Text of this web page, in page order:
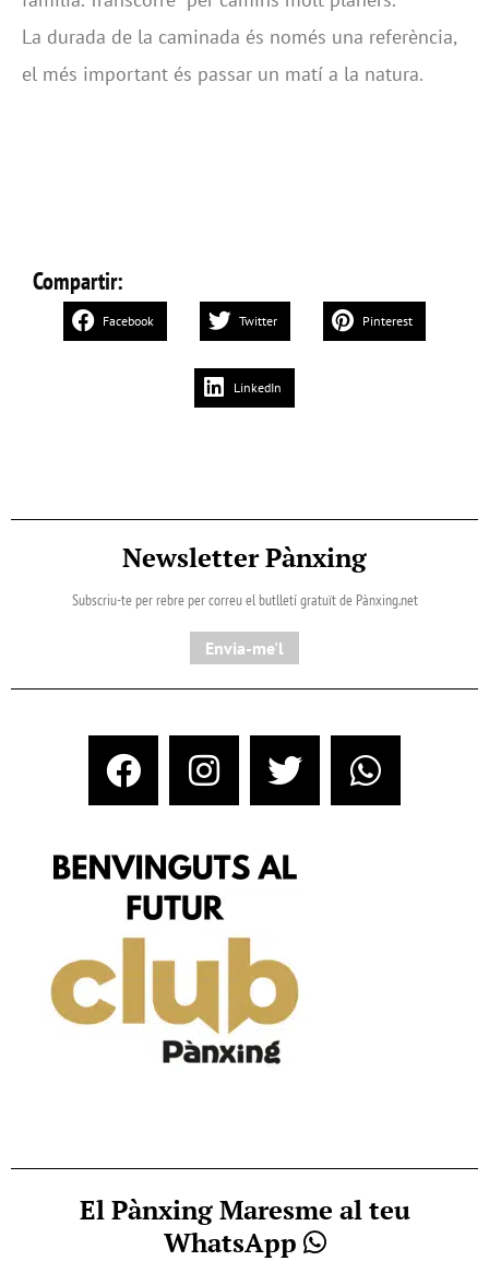
La durada de la caminada és només una referència,
el més important és passar un matí a la natura.
Compartir:
Facebook Twitter Pinterest
LinkedIn
Newsletter Pànxing
Subscriu-te per rebre per correu el butlletí gratuït de Pànxing.net​
Envia-me'l
El Pànxing Maresme al teu
WhatsApp